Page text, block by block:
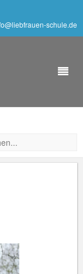
schule.de